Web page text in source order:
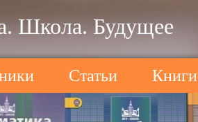
Школа. Будущее
Статьи Книги